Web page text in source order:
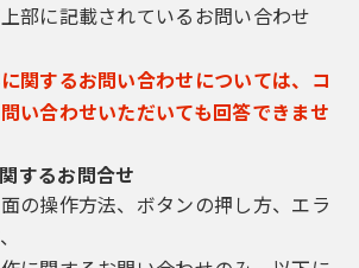
部に記載されているお問い合わせ
関するお問い合わせについては、コ
い合わせいただいても回答できませ
するお問合せ
の操作方法、ボタンの押し方、エラ